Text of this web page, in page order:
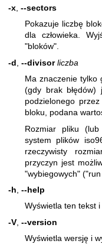
-x --sectors
Pokazuje liczbę
dla człowieka.
"bloków".
-d --divisor liczba
Ma znaczenie tylko
(gdy brak
podzielonego
bloku, podana
Rozmiar pliku (lub
system plików
rzeczywisty
przyczyn jest
"wybiegowych"
-h --help
Wyświetla ten tekst
-V --version
Wyświetla wersję i